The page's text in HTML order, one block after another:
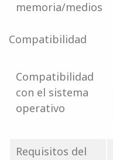
memoria/medios
Compatibilidad
Compatibilidad
con el sistema
operativo
Requisitos del